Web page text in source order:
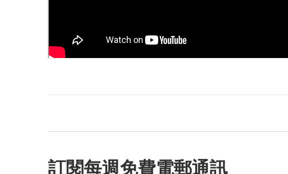
訂閱每週免費電郵通訊